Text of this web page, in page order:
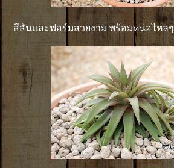
สีสันและฟอร์มสวยงาม พร้อมหน่อไหลๆ